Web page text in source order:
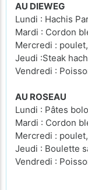
AU DIEWEG
Lundi : Hachis
Mardi : Cordon
Mercredi :
Jeudi :Steak
Vendredi :
AU ROSEAU
Lundi : Pâtes
Mardi : Cordon
Mercredi :
Jeudi : Boulette
Vendredi :